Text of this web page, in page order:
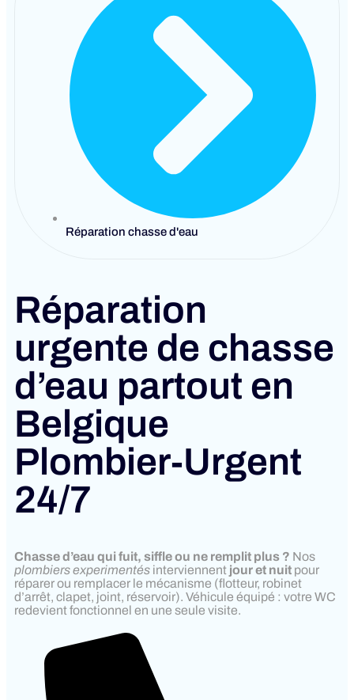
Réparation chasse d'eau
Réparation
urgente de chasse
d’eau partout en
Belgique
Plombier‑Urgent
24/7
Chasse d’eau qui fuit, siffle ou ne remplit plus ? Nos
plombiers experimentés interviennent jour et nuit pour
réparer ou remplacer le mécanisme (flotteur, robinet
d’arrêt, clapet, joint, réservoir). Véhicule équipé : votre WC
redevient fonctionnel en une seule visite.